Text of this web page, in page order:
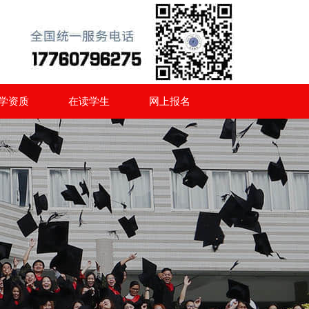
资质 在读学生 网上报名